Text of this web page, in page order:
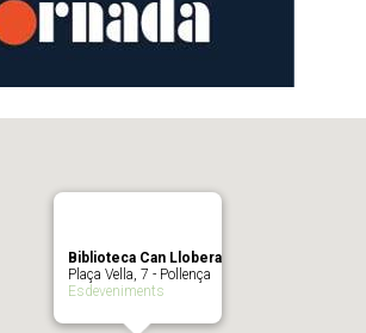
Biblioteca Can Llobera
Plaça Vella, 7 - Pollença
Esdeveniments